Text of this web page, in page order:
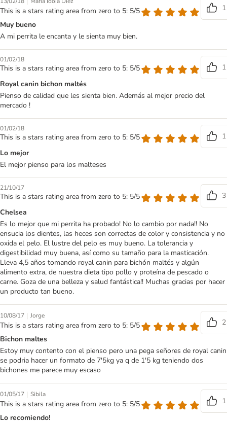
This is a stars rating area from zero to 5: 5/5
1
Muy bueno
A mi perrita le encanta y le sienta muy bien.
01/02/18
This is a stars rating area from zero to 5: 5/5
1
Royal canin bichon maltés
Pienso de calidad que les sienta bien. Además al mejor precio del
mercado !
01/02/18
This is a stars rating area from zero to 5: 5/5
1
Lo mejor
El mejor pienso para los malteses
21/10/17
This is a stars rating area from zero to 5: 5/5
3
Chelsea
Es lo mejor que mi perrita ha probado! No lo cambio por nada!! No
ensucia los dientes, las heces son correctas de color y consistencia y no
oxida el pelo. El lustre del pelo es muy bueno. La tolerancia y
digestibilidad muy buena, así como su tamaño para la masticación.
Lleva 4,5 años tomando royal canin para bichón maltés y algún
alimento extra, de nuestra dieta tipo pollo y proteína de pescado o
carne. Goza de una belleza y salud fantástica!! Muchas gracias por hacer
un producto tan bueno.
10/08/17 | Jorge
This is a stars rating area from zero to 5: 5/5
2
Bichon maltes
Estoy muy contento con el pienso pero una pega señores de royal canin
se podria hacer un formato de 7'5kg ya q de 1'5 kg teniendo dos
bichones me parece muy escaso
01/05/17 | Sibila
This is a stars rating area from zero to 5: 5/5
1
Lo recomiendo!